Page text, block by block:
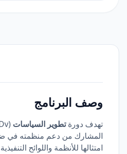
وصف البرنامج
تهدف دورةتطوير السياسات
المشارك من دعم منظمته في
امتثالها للأنظمة واللوائح